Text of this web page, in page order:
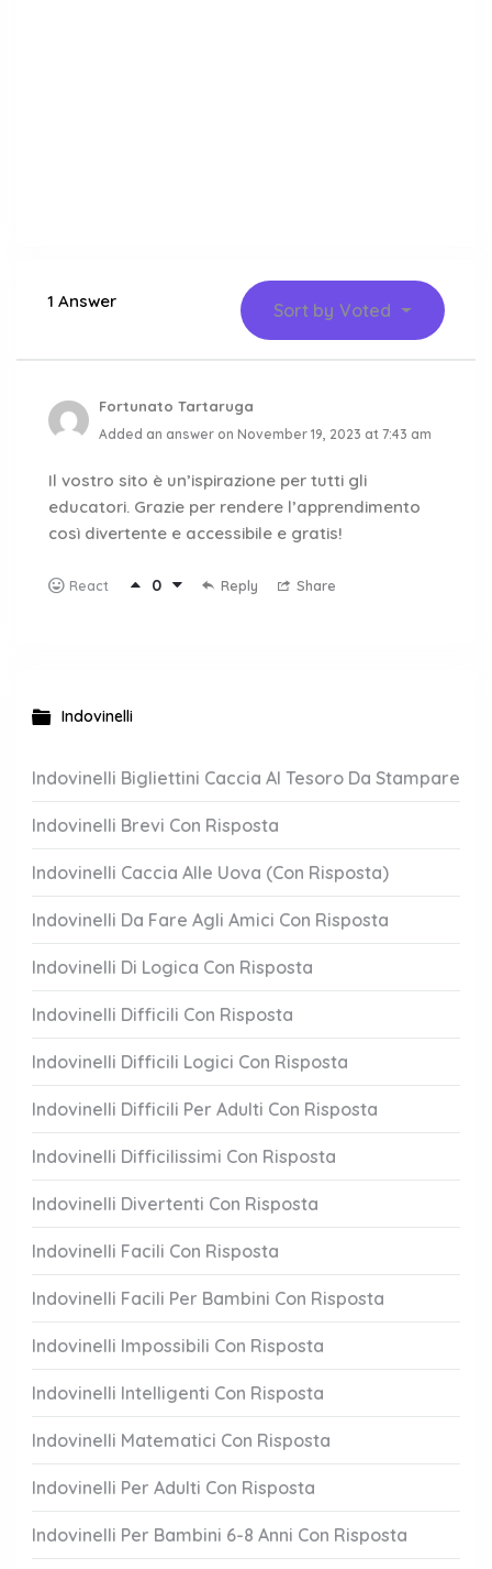
1 Answer Sort by Voted
Fortunato Tartaruga
Added an answer on November 19, 2023 at 7:43 am
Il vostro sito è un’ispirazione per tutti gli
educatori. Grazie per rendere l’apprendimento
così divertente e accessibile e gratis!
React 0 Reply Share
Indovinelli
Indovinelli Bigliettini Caccia Al Tesoro Da Stampare
Indovinelli Brevi Con Risposta
Indovinelli Caccia Alle Uova (Con Risposta)
Indovinelli Da Fare Agli Amici Con Risposta
Indovinelli Di Logica Con Risposta
Indovinelli Difficili Con Risposta
Indovinelli Difficili Logici Con Risposta
Indovinelli Difficili Per Adulti Con Risposta
Indovinelli Difficilissimi Con Risposta
Indovinelli Divertenti Con Risposta
Indovinelli Facili Con Risposta
Indovinelli Facili Per Bambini Con Risposta
Indovinelli Impossibili Con Risposta
Indovinelli Intelligenti Con Risposta
Indovinelli Matematici Con Risposta
Indovinelli Per Adulti Con Risposta
Indovinelli Per Bambini 6-8 Anni Con Risposta